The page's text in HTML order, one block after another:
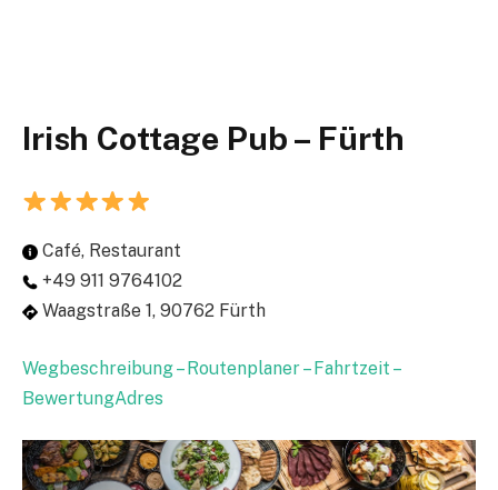
Irish Cottage Pub – Fürth
Café, Restaurant
+49 911 9764102
Waagstraße 1, 90762 Fürth
Wegbeschreibung – Routenplaner – Fahrtzeit –
BewertungAdres